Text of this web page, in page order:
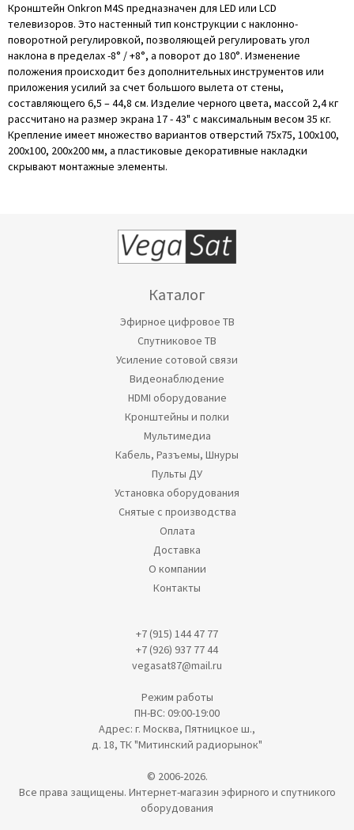
Кронштейн Onkron M4S предназначен для LED или LCD
телевизоров. Это настенный тип конструкции с наклонно-
поворотной регулировкой, позволяющей регулировать угол
наклона в пределах -8° / +8°, а поворот до 180°. Изменение
положения происходит без дополнительных инструментов или
приложения усилий за счет большого вылета от стены,
составляющего 6,5 – 44,8 см. Изделие черного цвета, массой 2,4 кг
рассчитано на размер экрана 17 - 43" с максимальным весом 35 кг.
Крепление имеет множество вариантов отверстий 75x75, 100x100,
200x100, 200x200 мм, а пластиковые декоративные накладки
скрывают монтажные элементы.
Каталог
Эфирное цифровое ТВ
Спутниковое ТВ
Усиление сотовой связи
Видеонаблюдение
HDMI оборудование
Кронштейны и полки
Мультимедиа
Кабель, Разъемы, Шнуры
Пульты ДУ
Установка оборудования
Снятые с производства
Оплата
Доставка
О компании
Контакты
+7 (915) 144 47 77
+7 (926) 937 77 44
vegasat87@mail.ru
Режим работы
ПН-ВС: 09:00-19:00
Адрес: г. Москва, Пятницкое ш.,
д. 18, ТК "Митинский радиорынок"
© 2006-2026.
Все права защищены. Интернет-магазин эфирного и спутникого
оборудования